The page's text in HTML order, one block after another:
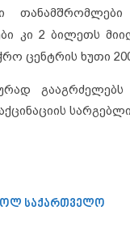
კი 2 ბილეთს
ცენტრის ხუთი
საქართველო